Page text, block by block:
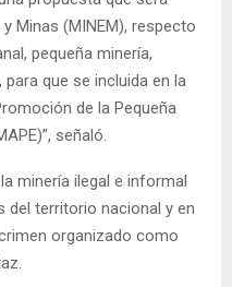
Minas (MINEM), respecto
pequeña minería,
que se incluida en la
de la Pequeña
señaló.
minería ilegal e informal
del territorio nacional y en
organizado como